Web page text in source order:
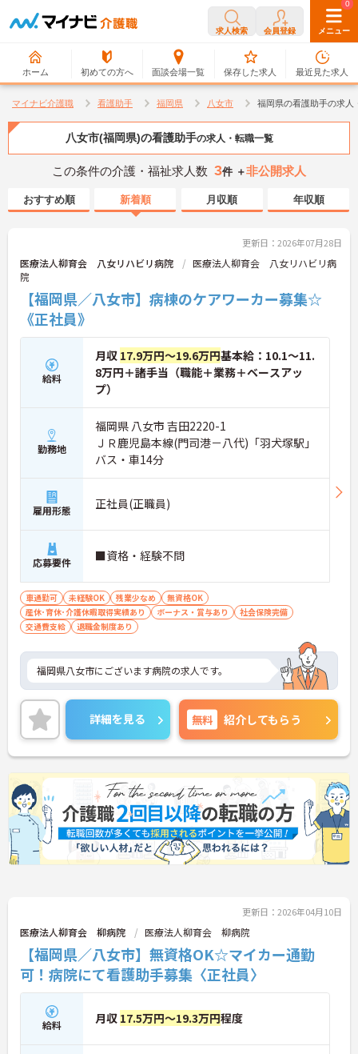
求人検索 会員登録 メニュー
ホーム 初めての方へ 面談会場一覧
0
保存した求人
0
最近見た求人
マイナビ介護職 看護助手 福岡県 八女市 福岡県の看護助手の求人
八女市(福岡県)の看護助手の求人・転職一覧
この条件の介護・福祉求人数 3件 ＋非公開求人
おすすめ順 新着順 月収順 年収順
更新日：2026年07月28日
医療法人柳育会 八女リハビリ病院
医療法人柳育会 八女リハビリ病
院
【福岡県／八女市】病棟のケアワーカー募集☆
《正社員》
給料
月収 17.9万円～19.6万円基本給：10.1～11.
8万円＋諸手当（職能＋業務＋ベースアッ
プ）
勤務地
福岡県 八女市 吉田2220-1
ＪＲ鹿児島本線(門司港－八代)「羽犬塚駅」
バス・車14分
雇用形態 正社員(正職員)
応募要件 ■資格・経験不問
車通勤可 未経験OK 残業少なめ
無資格OK
産休･育休･介護休暇取得実績あり
ボーナス・賞与あり
社会保険完備
交通費支給
退職金制度あり
福岡県八女市にございます病院の求人です。
詳細を見る 無料 紹介してもらう
更新日：2026年04月10日
医療法人柳育会 柳病院 医療法人柳育会 柳病院
【福岡県／八女市】無資格OK☆マイカー通勤
可！病院にて看護助手募集〈正社員〉
給料 月収 17.5万円～19.3万円程度